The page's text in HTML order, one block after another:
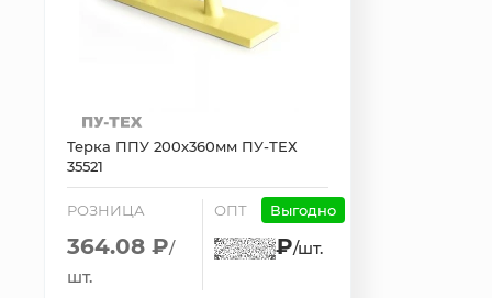
Терка ППУ 200х360мм ПУ-ТЕХ
35521
РОЗНИЦА
364.08 ₽/
шт.
ОПТ Выгодно
₽/шт.